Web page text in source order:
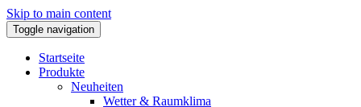
Skip to main content
Toggle navigation
Startseite
Produkte
Neuheiten
Wetter & Raumklima